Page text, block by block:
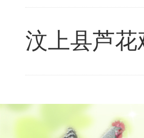
汶上县芦